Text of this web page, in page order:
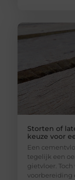
Storten of
keuze voor
Een
tegelijk een
gietvloer.
voorbereiding